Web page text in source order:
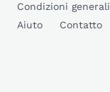
Condizioni generali
Aiuto
Contatto